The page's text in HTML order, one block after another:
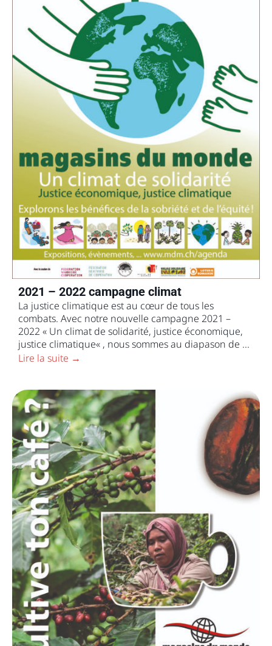
2021 – 2022 campagne climat
La justice climatique est au cœur de tous les
combats. Avec notre nouvelle campagne 2021 –
2022 « Un climat de solidarité, justice économique,
justice climatique« , nous sommes au diapason de ...
Lire la suite →